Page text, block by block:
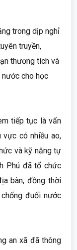
trong dịp nghỉ
truyền,
thương tích và
cho học
tiếp tục là vấn
có nhiều ao,
và kỹ năng tự
Phú đã tổ chức
bàn, đồng thời
đuối nước
an xã đã thông